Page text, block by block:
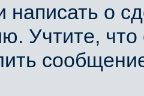
написать о
Учтите,